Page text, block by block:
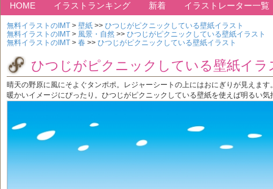
HOME イラストランキング 新着 イラストレーター一覧
無料イラストのIMT > 壁紙 >> ひつじがピクニックしている壁紙イラスト
無料イラストのIMT > 風景・自然 >> ひつじがピクニックしている壁紙イラスト
無料イラストのIMT > 春 >> ひつじがピクニックしている壁紙イラスト
ひつじがピクニックしている壁紙イラ
晴天の野原に風にそよぐタンポポ。レジャーシートの上にはおにぎりが見えま
暖かいイメージにぴったり。ひつじがピクニックしている壁紙を使えば明るい